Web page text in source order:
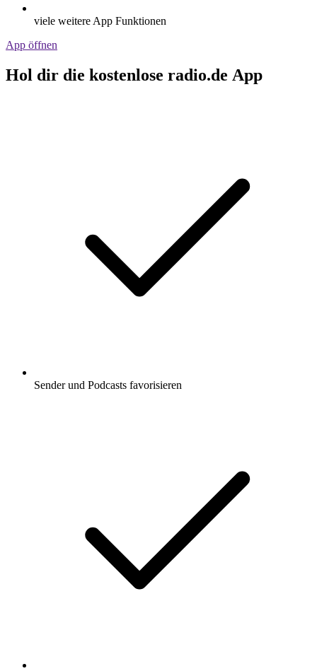
viele weitere App Funktionen
App öffnen
Hol dir die kostenlose radio.de App
Sender und Podcasts favorisieren